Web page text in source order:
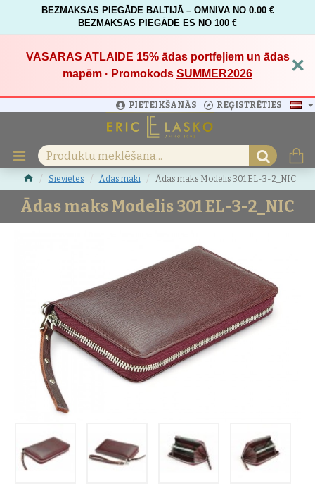
BEZMAKSAS PIEGĀDE BALTIJĀ – OMNIVA NO 0.00 €
BEZMAKSAS PIEGĀDE ES NO 100 €
VASARAS ATLAIDE 15%ādas portfeļiem un ādas
mapēm · Promokods SUMMER2026 ×
PIETEIKŠANĀS REĢISTRĒTIES
Sievietes Ādas maki Ādas maks Modelis 301 EL-3-2_NIC
Ādas maks Modelis 301 EL-3-2_NIC